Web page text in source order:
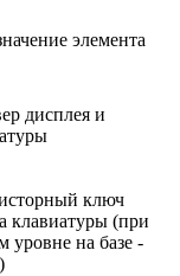
элемента
дисплея и
ключ
клавиатуры (при
уровне на базе -